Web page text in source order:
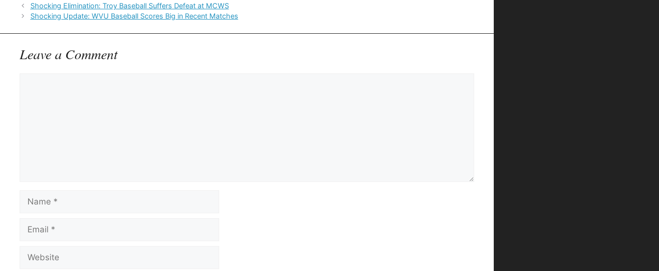
Shocking Elimination: Troy Baseball Suffers Defeat at MCWS
Shocking Update: WVU Baseball Scores Big in Recent Matches
Leave a Comment